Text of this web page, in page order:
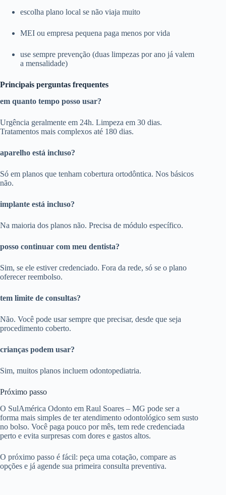
escolha plano local se não viaja muito
MEI ou empresa pequena paga menos por vida
use sempre prevenção (duas limpezas por ano já valem
a mensalidade)
Principais perguntas frequentes
em quanto tempo posso usar?
Urgência geralmente em 24h. Limpeza em 30 dias.
Tratamentos mais complexos até 180 dias.
aparelho está incluso?
Só em planos que tenham cobertura ortodôntica. Nos básicos
não.
implante está incluso?
Na maioria dos planos não. Precisa de módulo específico.
posso continuar com meu dentista?
Sim, se ele estiver credenciado. Fora da rede, só se o plano
oferecer reembolso.
tem limite de consultas?
Não. Você pode usar sempre que precisar, desde que seja
procedimento coberto.
crianças podem usar?
Sim, muitos planos incluem odontopediatria.
Próximo passo
O SulAmérica Odonto em Raul Soares – MG pode ser a
forma mais simples de ter atendimento odontológico sem susto
no bolso. Você paga pouco por mês, tem rede credenciada
perto e evita surpresas com dores e gastos altos.
O próximo passo é fácil: peça uma cotação, compare as
opções e já agende sua primeira consulta preventiva.